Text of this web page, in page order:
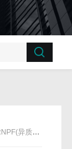
盒不含内参
核蛋白F)ELISA试剂盒